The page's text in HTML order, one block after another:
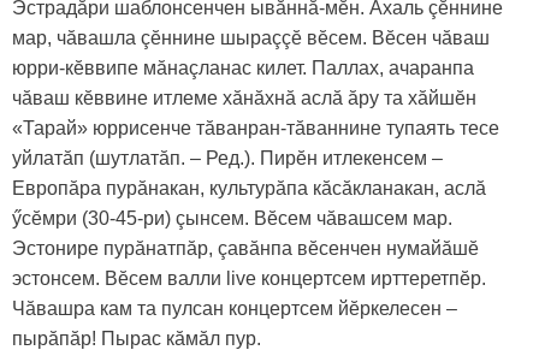
Эстрадăри шаблонсенчен ывăннă-мӗн. Ахаль çӗннине
мар, чăвашла çӗннине шырaççӗ вӗсем. Вӗсен чăваш
юрри-кӗввипе мăнаçланас килет. Паллах, ачаpанпа
чăваш кӗввине итлеме хăнăхнă аслă ăру та хăйшӗн
«Тарай» юррисенче тăванран-тăваннине тупаять тесе
уйлатăп (шутлатăп. – Ред.). Пирӗн итлекенсем –
Европăра пурăнакан, культурăпа кăсăкланакан, аслă
ӳсӗмри (30-45-ри) çынсем. Вӗсем чăвашсем мар.
Эстонире пурăнатпăр, çавăнпа вӗсенчен нумайăшӗ
эстонсем. Вӗсем валли live концертсем ирттеретпӗр.
Чăвашра кам та пулсан концертсем йӗркелесен –
пырăпăр! Пырас кăмăл пур.